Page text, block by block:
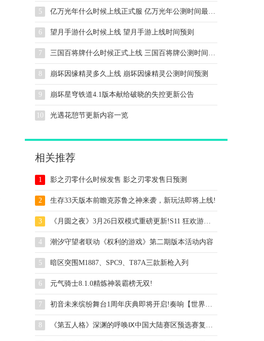
5 亿万光年什么时候上线正式服 亿万光年公测时间最新信息
6 望月手游什么时候上线 望月手游上线时间预则
7 三国百将牌什么时候正式上线 三国百将牌公测时间预测
8 崩坏因缘精灵多久上线 崩坏因缘精灵公测时间预测
9 崩坏星穹铁道4.1版本献给破晓的失控更新公告
10 光遇花憩节更新内容一览
相关推荐
1 影之刃零什么时候发售 影之刃零发售日预测
2 生存33天版本前瞻克苏鲁之神来袭，新玩法即将上线!
3 《月圆之夜》3月26日双模式重磅更新!S11 狂欢游乐园启幕+秘宝对决全新上线
4 潮汐守望者联动《权利的游戏》第二期版本活动内容
5 暗区突围M1887、SPC9、T87A三款新枪入列
6 元气骑士8.1.0精炼神装霸榜无双!
7 初音未来缤纷舞台1周年庆典即将开启!奏响【世界】的约定
8 《第五人格》深渊的呼唤Ⅸ中国大陆赛区预选赛复活赛赛报发布